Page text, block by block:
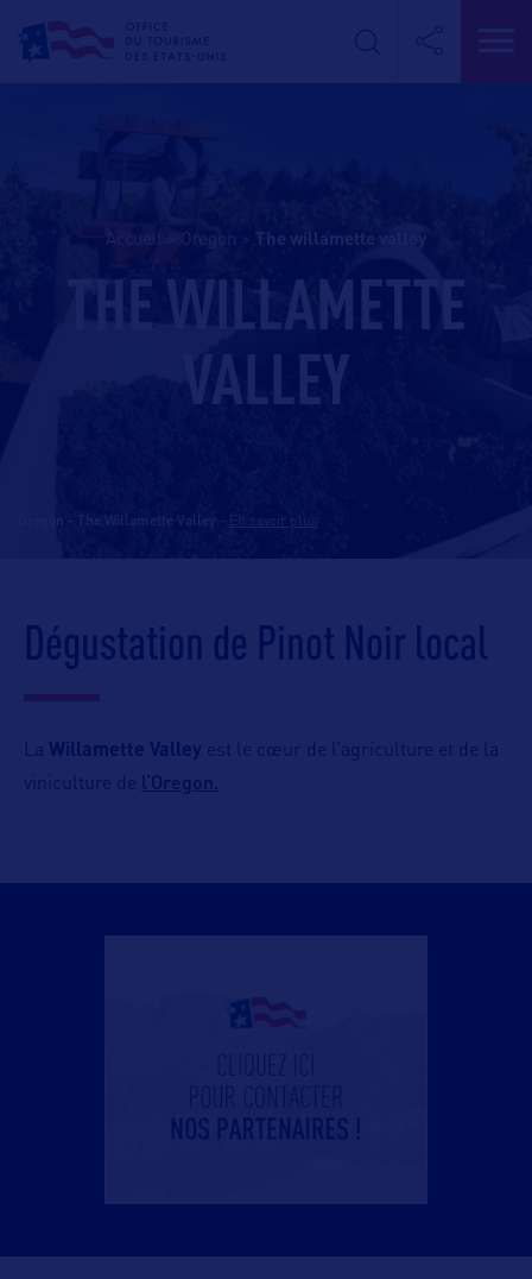
Accueil Oregon the willamette valley
THE WILLAMETTE
VALLEY
Oregon - The Willamette Valley
Dégustation de Pinot Noir local
La Willamette Valley est le cœur de l’agriculture et de la
viniculture de l’Oregon.